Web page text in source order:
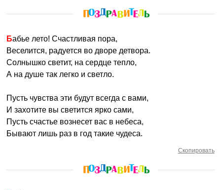
Бабье лето! Счастливая пора,
Веселится, радуется во дворе детвора.
Солнышко светит, на сердце тепло,
А на душе так легко и светло.
Пусть чувства эти будут всегда с вами,
И захотите вы светится ярко сами,
Пусть счастье вознесет вас в небеса,
Бывают лишь раз в год такие чудеса.
Скопировать